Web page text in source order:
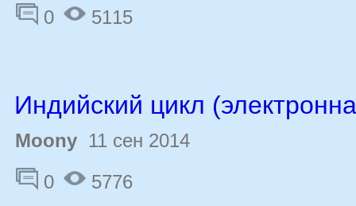
0
5115
Индийский цикл
Moony 11 сен 2014
0
5776